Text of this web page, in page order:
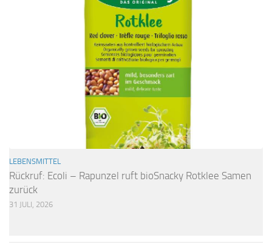
LEBENSMITTEL
Rückruf: Ecoli – Rapunzel ruft bioSnacky Rotklee Samen
zurück
31 JULI, 2026